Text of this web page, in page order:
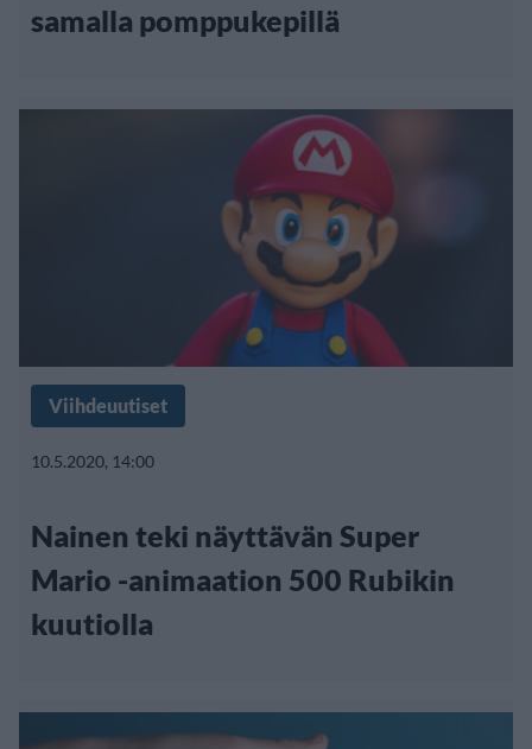
samalla pomppukepillä
Viihdeuutiset
10.5.2020, 14:00
Nainen teki näyttävän Super
Mario -animaation 500 Rubikin
kuutiolla